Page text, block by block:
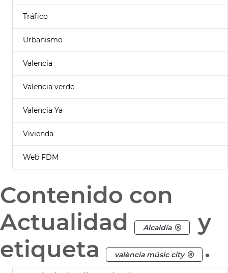
Tráfico
Urbanismo
Valencia
Valencia verde
Valencia Ya
Vivienda
Web FDM
Contenido con
Actualidad
Alcaldía
y
etiqueta
valència músic city .